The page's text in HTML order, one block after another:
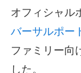
オフィシャル
バーサルポー
ファミリー向
した。